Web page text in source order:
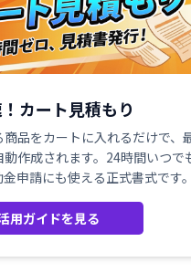
カート見積もり
商品をカートに入れるだけで、
動作成されます。24時間いつで
申請にも使える正式書式です。
用ガイドを見る